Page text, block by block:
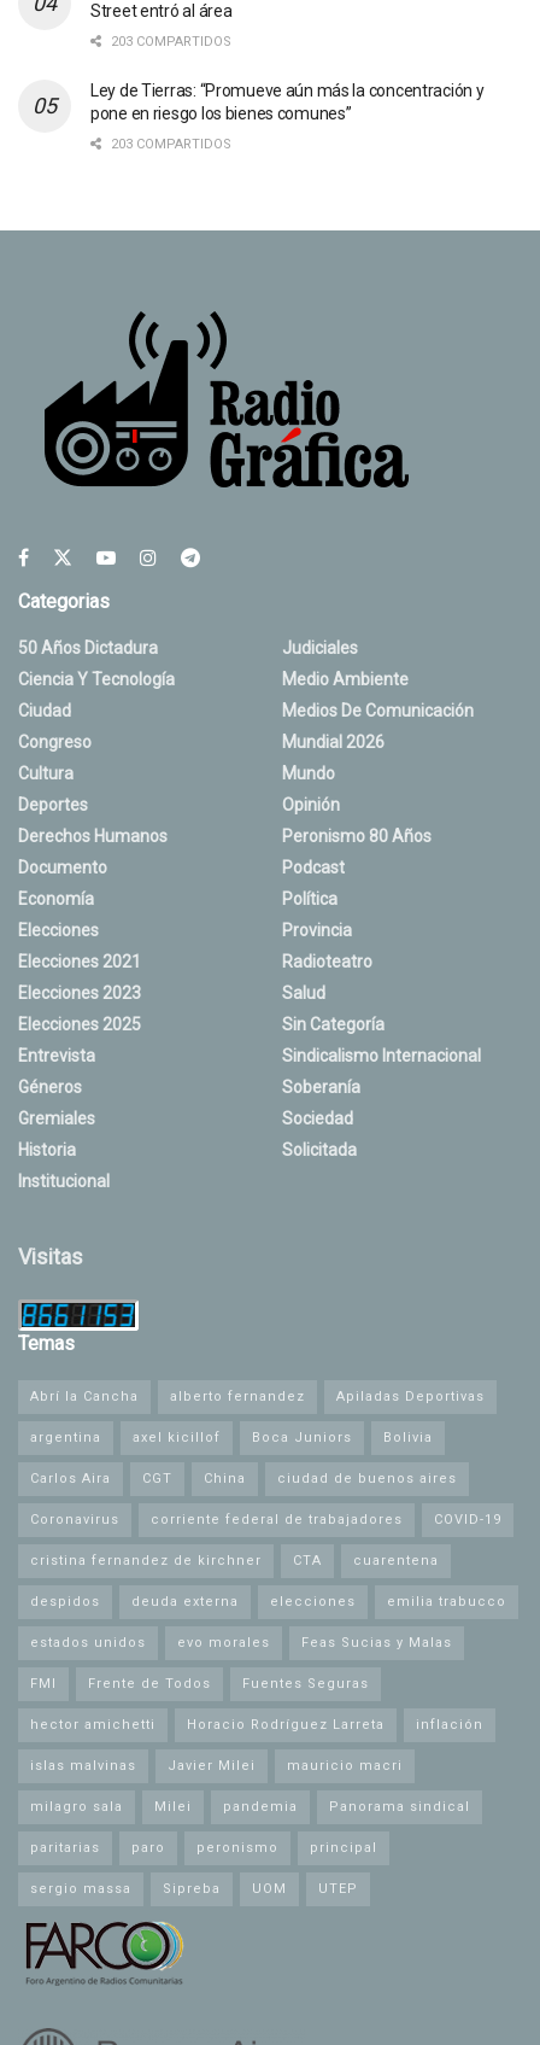
Street entró al área
203 COMPARTIDOS
Ley de Tierras: “Promueve aún más la concentración y
pone en riesgo los bienes comunes”
203 COMPARTIDOS
Categorias
50 Años Dictadura
Ciencia Y Tecnología
Ciudad
Congreso
Cultura
Deportes
Derechos Humanos
Documento
Economía
Elecciones
Elecciones 2021
Elecciones 2023
Elecciones 2025
Entrevista
Géneros
Gremiales
Historia
Institucional
Judiciales
Medio Ambiente
Medios De Comunicación
Mundial 2026
Mundo
Opinión
Peronismo 80 Años
Podcast
Política
Provincia
Radioteatro
Salud
Sin Categoría
Sindicalismo Internacional
Soberanía
Sociedad
Solicitada
Visitas
Temas
Abrí la Cancha alberto fernandez Apiladas Deportivas
argentina axel kicillof Boca Juniors Bolivia
Carlos Aira CGT China ciudad de buenos aires
Coronavirus corriente federal de trabajadores COVID-19
cristina fernandez de kirchner CTA cuarentena
despidos deuda externa elecciones emilia trabucco
estados unidos evo morales Feas Sucias y Malas
FMI Frente de Todos Fuentes Seguras
hector amichetti Horacio Rodríguez Larreta inflación
islas malvinas Javier Milei mauricio macri
milagro sala Milei pandemia Panorama sindical
paritarias paro peronismo principal
sergio massa Sipreba UOM UTEP